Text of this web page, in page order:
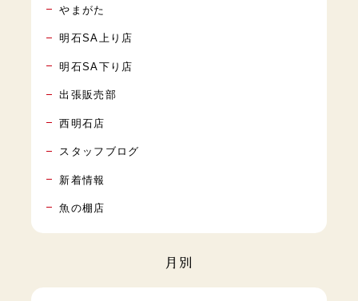
やまがた
明石SA上り店
明石SA下り店
出張販売部
西明石店
スタッフブログ
新着情報
魚の棚店
月別